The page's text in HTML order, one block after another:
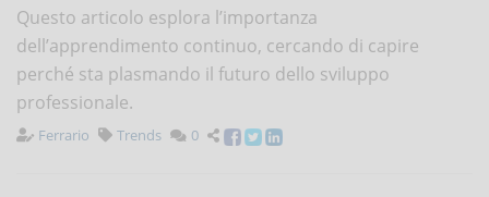
Questo articolo esplora l’importanza
dell’apprendimento continuo, cercando di capire
perché sta plasmando il futuro dello sviluppo
professionale.
Ferrario Trends 0